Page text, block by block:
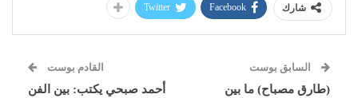
شارك Facebook
Twitter
السابق بوست
(طارق مصباح) ما بين
القادم بوست
أحمد صبحي يكتب: بين الفن